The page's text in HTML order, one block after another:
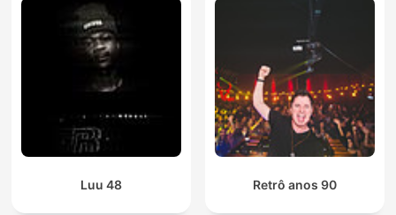
Luu 48 Retrô anos 90